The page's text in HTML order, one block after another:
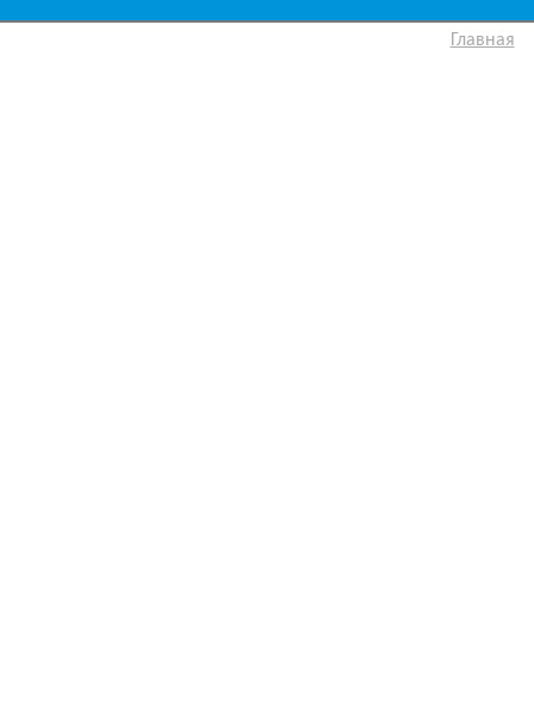
Главная